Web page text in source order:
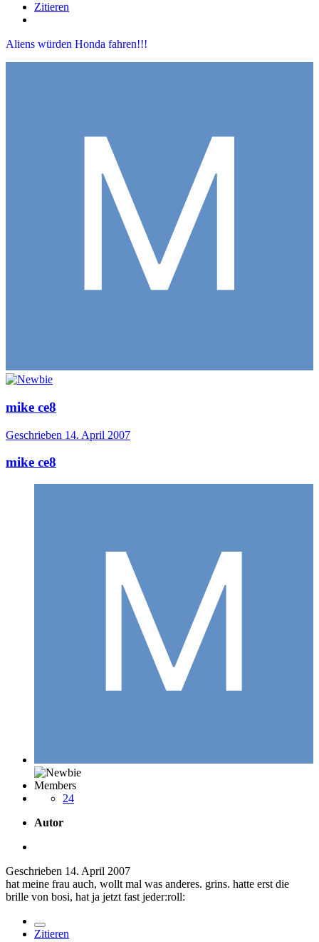
Zitieren
Aliens würden Honda fahren!!!
mike ce8
Geschrieben 14. April 2007
mike ce8
Members
24
Autor
Geschrieben 14. April 2007
hat meine frau auch, wollt mal was anderes. grins. hatte erst die
brille von bosi, hat ja jetzt fast jeder:roll:
Zitieren